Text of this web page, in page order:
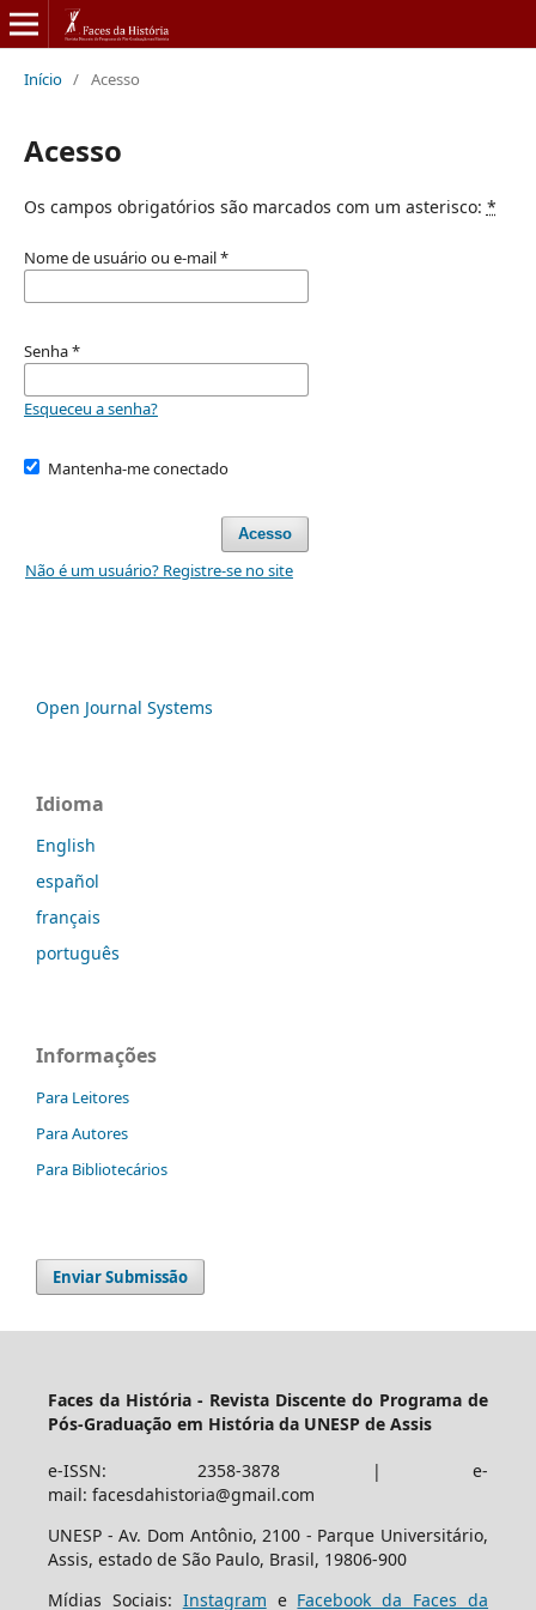
Início / Acesso
Acesso
Os campos obrigatórios são marcados com um asterisco: *
Nome de usuário ou e-mail*
Senha*
Esqueceu a senha?
Mantenha-me conectado
Acesso
Não é um usuário? Registre-se no site
Open Journal Systems
Idioma
English
español
français
português
Informações
Para Leitores
Para Autores
Para Bibliotecários
Enviar Submissão
Faces da História - Revista Discente do Programa de
Pós-Graduação em História da UNESP de Assis
e-ISSN: 2358-3878 | e-
mail: facesdahistoria@gmail.com
UNESP - Av. Dom Antônio, 2100 - Parque Universitário,
Assis, estado de São Paulo, Brasil, 19806-900
Mídias Sociais: Instagram e Facebook da Faces da